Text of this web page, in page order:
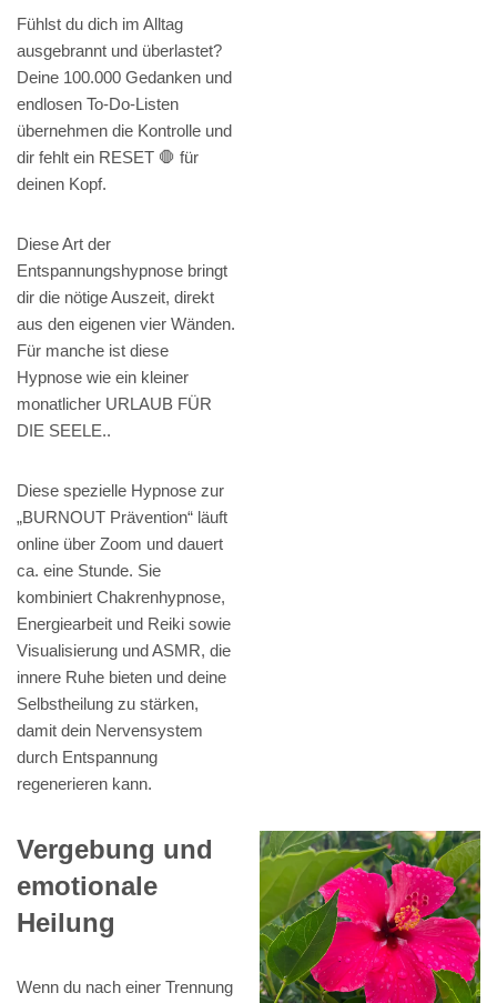
Fühlst du dich im Alltag
ausgebrannt und überlastet?
Deine 100.000 Gedanken und
endlosen To-Do-Listen
übernehmen die Kontrolle und
dir fehlt ein RESET 🛑 für
deinen Kopf.
Diese Art der
Entspannungshypnose bringt
dir die nötige Auszeit, direkt
aus den eigenen vier Wänden.
Für manche ist diese
Hypnose wie ein kleiner
monatlicher URLAUB FÜR
DIE SEELE..
Diese spezielle Hypnose zur
„BURNOUT Prävention“ läuft
online über Zoom und dauert
ca. eine Stunde. Sie
kombiniert Chakrenhypnose,
Energiearbeit und Reiki sowie
Visualisierung und ASMR, die
innere Ruhe bieten und deine
Selbstheilung zu stärken,
damit dein Nervensystem
durch Entspannung
regenerieren kann.
Vergebung und
emotionale
Heilung
Wenn du nach einer Trennung